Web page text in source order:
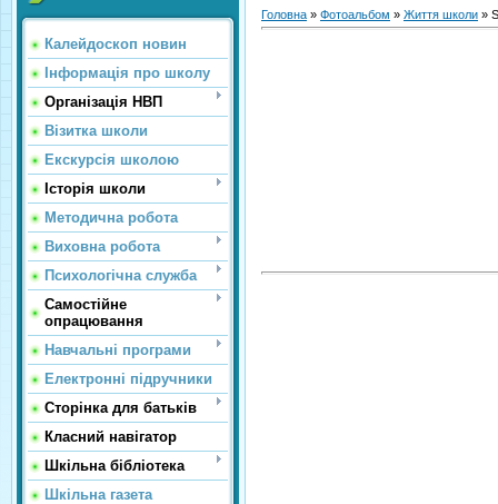
Калейдоскоп новин
Інформація про школу
Організація НВП
Візитка школи
Екскурсія школою
Історія школи
Методична робота
Виховна робота
Психологічна служба
Самостійне
опрацювання
Навчальні програми
Електронні підручники
Сторінка для батьків
Класний навігатор
Шкільна бібліотека
Шкільна газета
Головна » Фотоальбом » Життя школи »